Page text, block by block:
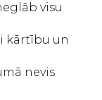
visu
kārtību un
nevis